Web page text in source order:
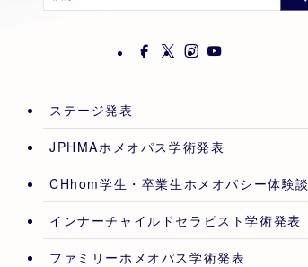
ステージ発表
JPHMAホメオパス学術発表
CHhom学生・卒業生ホメオパシー体験談
インナーチャイルドセラピスト学術発表
ファミリーホメオパス学術発表